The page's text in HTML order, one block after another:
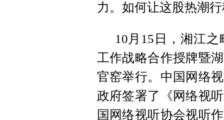
力。如何让这股热潮
10月15日，湘江
工作战略合作授牌暨
官窑举行。中国网络
政府签署了《网络视
国网络视听协会视听